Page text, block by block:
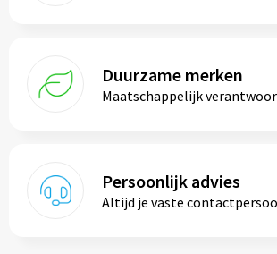
Duurzame merken
Maatschappelijk
Persoonlijk advies
Altijd je vaste